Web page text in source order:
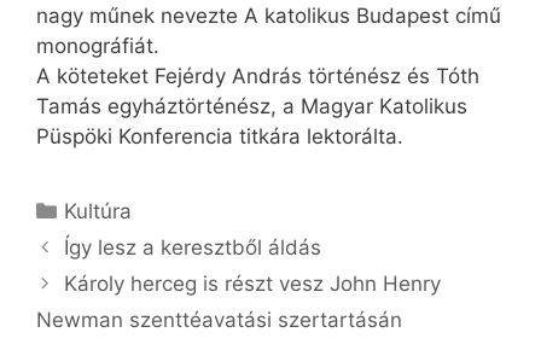
nagy műnek nevezte A katolikus Budapest című
monográfiát.
A köteteket Fejérdy András történész és Tóth
Tamás egyháztörténész, a Magyar Katolikus
Püspöki Konferencia titkára lektorálta.
Kategória
Kultúra
Így lesz a keresztből áldás
Károly herceg is részt vesz John Henry
Newman szenttéavatási szertartásán